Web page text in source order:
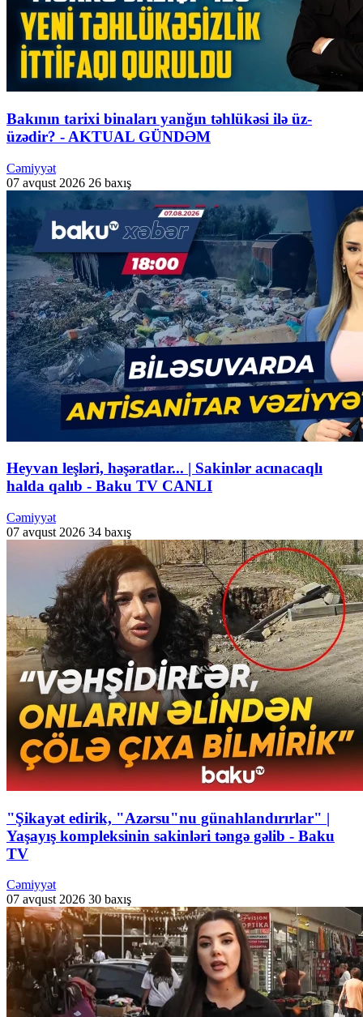
Bakının tarixi binaları yanğın təhlükəsi ilə üz-
üzədir? - AKTUAL GÜNDƏM
Cəmiyyət
07 avqust 2026 26 baxış
Heyvan leşləri, həşəratlar... | Sakinlər acınacaqlı
halda qalıb - Baku TV CANLI
Cəmiyyət
07 avqust 2026 34 baxış
"Şikayət edirik, "Azərsu"nu günahlandırırlar" |
Yaşayış kompleksinin sakinləri təngə gəlib - Baku
TV
Cəmiyyət
07 avqust 2026 30 baxış